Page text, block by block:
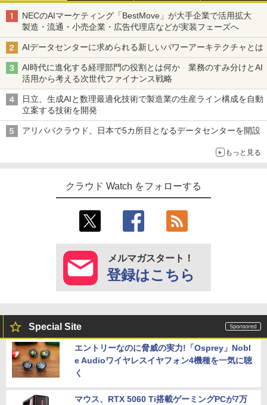
NECのAIマーケティング「BestMove」が大手企業で活用拡大
製造・流通・小売企業・広告代理店などが実装フェーズへ
AIデータセンターに求められる新しいパワーアーキテクチャとは
AI時代に進化する経理部門の役割とは何か 業務のすみ分けとAI
活用から考える次世代ファイナンス戦略
日立、生成AIと数理最適化技術で製造業の生産ライン構成を自動
立案する技術を開発
アリババクラウド、日本で5カ所目となるデータセンターを開設
もっと見る
クラウド Watch をフォローする
メルマガスタート！
登録はこちら
Special Site
エントリーなのに脅威の実力!「Osprey」Nobl
e Audioワイヤレスイヤフォン4機種を一気に聴
く
マウス、RTX 5060 Ti搭載ゲーミングPCが7万